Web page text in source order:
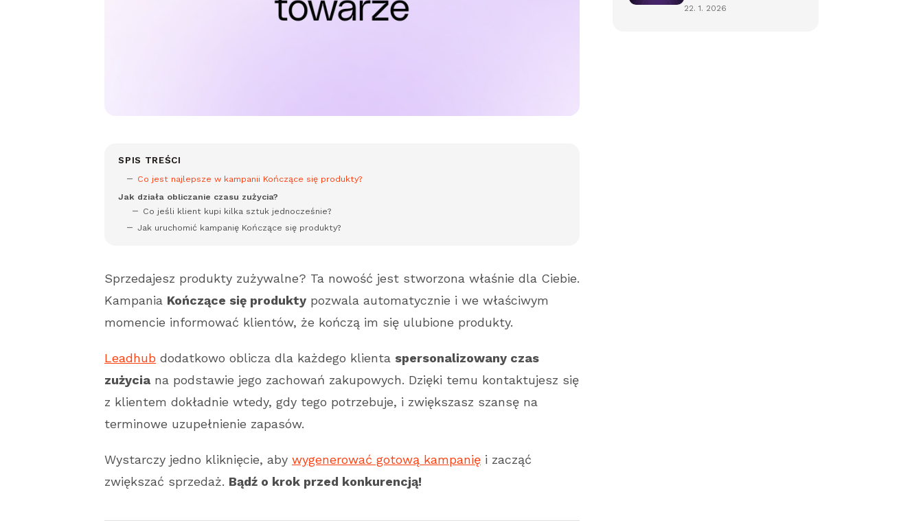
SPIS TREŚCI
Co jest najlepsze w kampanii Kończące się produkty?
Jak działa obliczanie czasu zużycia?
Co jeśli klient kupi kilka sztuk jednocześnie?
Jak uruchomić kampanię Kończące się produkty?
Sprzedajesz produkty zużywalne? Ta nowość jest stworzona właśnie dla Ciebie.
Kampania Kończące się produkty pozwala automatycznie i we właściwym
momencie informować klientów, że kończą im się ulubione produkty.
Leadhub dodatkowo oblicza dla każdego klienta spersonalizowany czas
zużycia na podstawie jego zachowań zakupowych. Dzięki temu kontaktujesz się
z klientem dokładnie wtedy, gdy tego potrzebuje, i zwiększasz szansę na
terminowe uzupełnienie zapasów.
Wystarczy jedno kliknięcie, aby wygenerować gotową kampanię i zacząć
zwiększać sprzedaż. Bądź o krok przed konkurencją!
22. 1. 2026